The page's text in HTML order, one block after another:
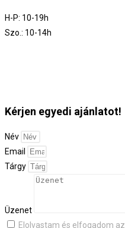
H-P: 10-19h
Szo.: 10-14h
Kérjen egyedi ajánlatot!
Név
Email
Tárgy
Üzenet
Elolvastam és elfogadom az